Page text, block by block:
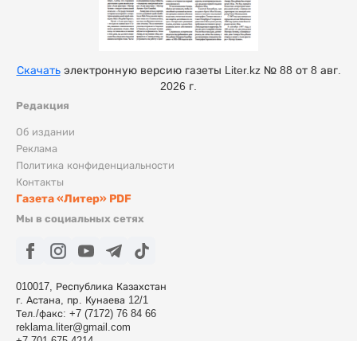
Редакция
Об издании
Реклама
Политика конфиденциальности
Контакты
Газета «Литер» PDF
Мы в социальных сетях
010017, Республика Казахстан
г. Астана, пр. Кунаева 12/1
Тел./факс: +7 (7172) 76 84 66
reklama.liter@gmail.com
Скачатьэлектронную версию газеты Liter.kz № 88 от 8 авг.
2026 г.